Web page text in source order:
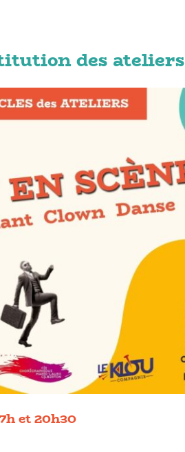
des ateliers
et 20h30